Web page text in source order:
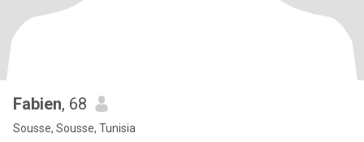
Fabien, 68
Sousse, Sousse, Tunisia